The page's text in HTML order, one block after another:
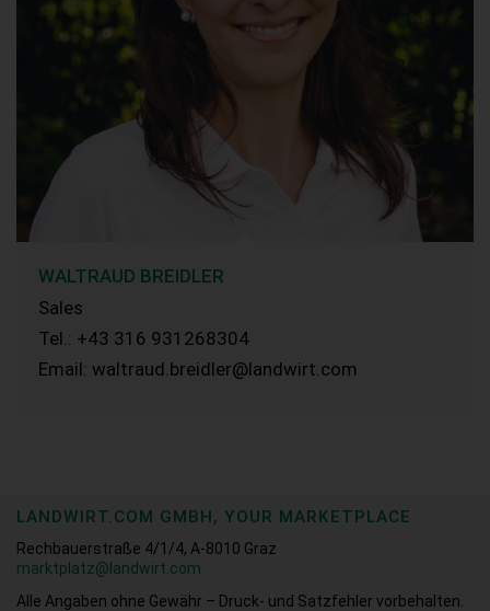
WALTRAUD BREIDLER
Sales
Tel.: +43 316 931268304
Email: waltraud.breidler@landwirt.com
LANDWIRT.COM GMBH, YOUR MARKETPLACE
Rechbauerstraße 4/1/4, A-8010 Graz
marktplatz@landwirt.com
Alle Angaben ohne Gewähr – Druck- und Satzfehler vorbehalten.